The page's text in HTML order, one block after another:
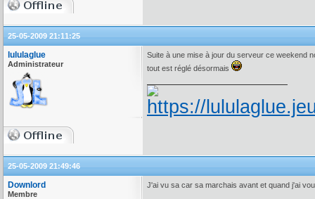
25-05-2009 21:11:25
lululaglue
Administrateur
Suite à une mise à jour du serveur ce weekend
tout est réglé désormais
25-05-2009 21:49:46
Downlord
Membre
J'ai vu sa car sa marchais avant et quand j'ai